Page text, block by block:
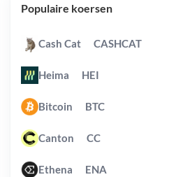
Populaire koersen
Cash Cat CASHCAT
Heima HEI
Bitcoin BTC
Canton CC
Ethena ENA